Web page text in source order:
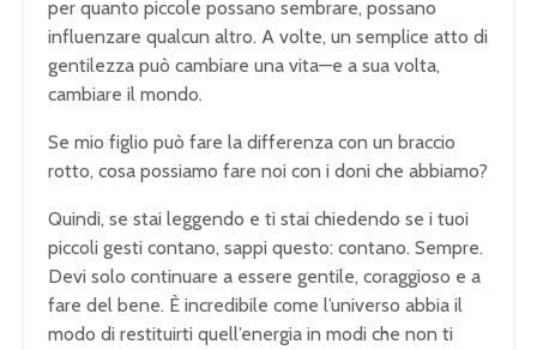
per quanto piccole possano sembrare, possano
influenzare qualcun altro. A volte, un semplice atto di
gentilezza può cambiare una vita—e a sua volta,
cambiare il mondo.
Se mio figlio può fare la differenza con un braccio
rotto, cosa possiamo fare noi con i doni che abbiamo?
Quindi, se stai leggendo e ti stai chiedendo se i tuoi
piccoli gesti contano, sappi questo: contano. Sempre.
Devi solo continuare a essere gentile, coraggioso e a
fare del bene. È incredibile come l’universo abbia il
modo di restituirti quell’energia in modi che non ti